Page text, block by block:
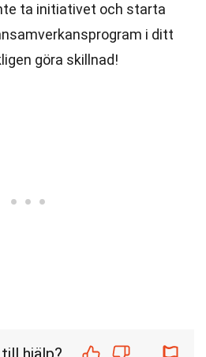
ta initiativet och starta
i ditt
göra skillnad!